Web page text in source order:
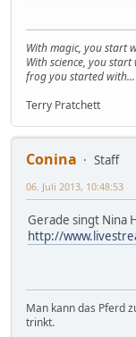
With magic, you start
With science, you
frog you started with...
Terry Pratchett
Conina
Staff
06. Juli 2013, 10:48:53
Gerade singt Nina
http://
Man kann das Pferd
trinkt.